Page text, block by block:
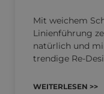
Mit weichem
Linienführung
natürlich und
trendige Re-
WEITERLESEN >>